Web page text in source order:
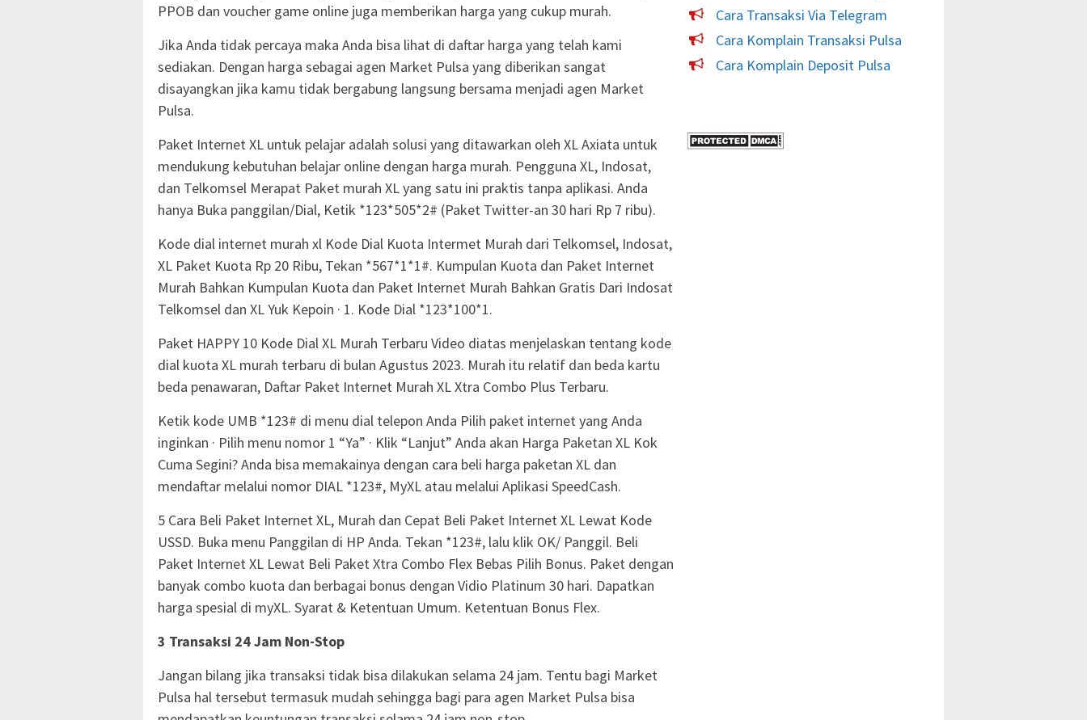
PPOB dan voucher game online juga memberikan harga yang cukup murah.
Jika Anda tidak percaya maka Anda bisa lihat di daftar harga yang telah kami
sediakan. Dengan harga sebagai agen Market Pulsa yang diberikan sangat
disayangkan jika kamu tidak bergabung langsung bersama menjadi agen Market
Pulsa.
Paket Internet XL untuk pelajar adalah solusi yang ditawarkan oleh XL Axiata untuk
mendukung kebutuhan belajar online dengan harga murah. Pengguna XL, Indosat,
dan Telkomsel Merapat Paket murah XL yang satu ini praktis tanpa aplikasi. Anda
hanya Buka panggilan/Dial, Ketik *123*505*2# (Paket Twitter-an 30 hari Rp 7 ribu).
Kode dial internet murah xl Kode Dial Kuota Intermet Murah dari Telkomsel, Indosat,
XL Paket Kuota Rp 20 Ribu, Tekan *567*1*1#. Kumpulan Kuota dan Paket Internet
Murah Bahkan Kumpulan Kuota dan Paket Internet Murah Bahkan Gratis Dari Indosat
Telkomsel dan XL Yuk Kepoin · 1. Kode Dial *123*100*1.
Paket HAPPY 10 Kode Dial XL Murah Terbaru Video diatas menjelaskan tentang kode
dial kuota XL murah terbaru di bulan Agustus 2023. Murah itu relatif dan beda kartu
beda penawaran, Daftar Paket Internet Murah XL Xtra Combo Plus Terbaru.
Ketik kode UMB *123# di menu dial telepon Anda Pilih paket internet yang Anda
inginkan · Pilih menu nomor 1 “Ya” · Klik “Lanjut” Anda akan Harga Paketan XL Kok
Cuma Segini? Anda bisa memakainya dengan cara beli harga paketan XL dan
mendaftar melalui nomor DIAL *123#, MyXL atau melalui Aplikasi SpeedCash.
5 Cara Beli Paket Internet XL, Murah dan Cepat Beli Paket Internet XL Lewat Kode
USSD. Buka menu Panggilan di HP Anda. Tekan *123#, lalu klik OK/ Panggil. Beli
Paket Internet XL Lewat Beli Paket Xtra Combo Flex Bebas Pilih Bonus. Paket dengan
banyak combo kuota dan berbagai bonus dengan Vidio Platinum 30 hari. Dapatkan
harga spesial di myXL. Syarat & Ketentuan Umum. Ketentuan Bonus Flex.
3 Transaksi 24 Jam Non-Stop
Jangan bilang jika transaksi tidak bisa dilakukan selama 24 jam. Tentu bagi Market
Pulsa hal tersebut termasuk mudah sehingga bagi para agen Market Pulsa bisa
Cara Transaksi Via Telegram
Cara Komplain Transaksi Pulsa
Cara Komplain Deposit Pulsa